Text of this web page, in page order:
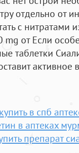
отдельно от
с нитратами
mg от Если
таблетки
активное
в спб
в аптеках
препарат